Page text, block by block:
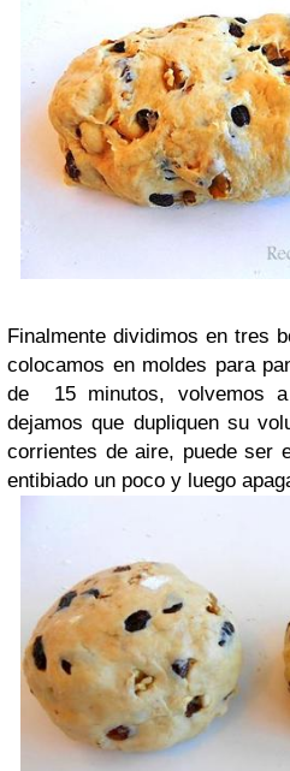
Finalmente dividimos en tres
colocamos en moldes para
de 15 minutos, volvemos
dejamos que dupliquen su
corrientes de aire, puede ser
entibiado un poco y luego